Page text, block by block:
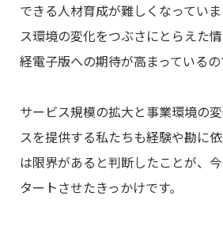
できる人材育成が難しくなってい
ス環境の変化をつぶさにとらえた
経電子版への期待が高まっているの
サービス規模の拡大と事業環境の
スを提供する私たちも経験や勘に
は限界があると判断したことが、
タートさせたきっかけです。